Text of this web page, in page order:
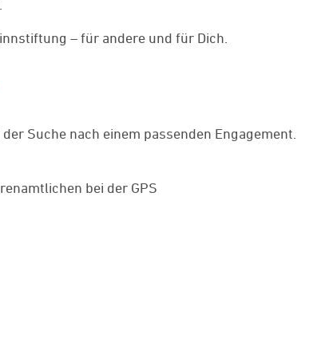
– für andere und für Dich.
Suche nach einem passenden Engagement.
bei der GPS